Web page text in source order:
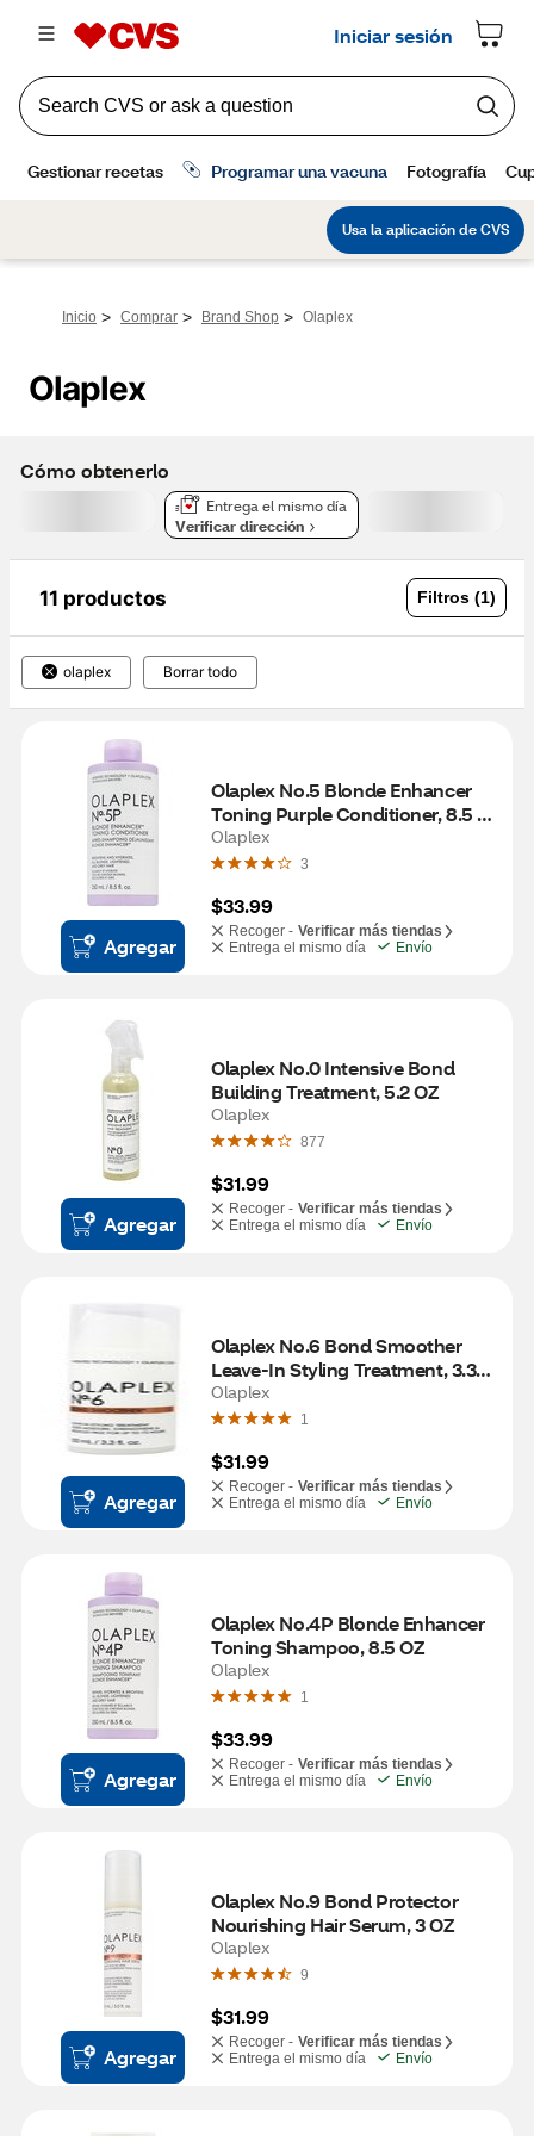
Inicio > Comprar > Brand Shop > Olaplex
Olaplex
Cómo obtenerlo
Entrega el mismo día
Verificar dirección
11 productos Filtros (1)
olaplex Borrar todo
Agregar
Olaplex No.5 Blonde Enhancer
Toning Purple Conditioner, 8.5
OZ
Olaplex
3
$33.99
Recoger - Verificar más tiendas
Entrega el mismo día
Envío
Agregar
Olaplex No.0 Intensive Bond
Building Treatment, 5.2 OZ
Olaplex
877
$31.99
Recoger - Verificar más tiendas
Entrega el mismo día
Envío
Agregar
Olaplex No.6 Bond Smoother
Leave-In Styling Treatment, 3.3
OZ
Olaplex
1
$31.99
Recoger - Verificar más tiendas
Entrega el mismo día
Envío
Agregar
Olaplex No.4P Blonde Enhancer
Toning Shampoo, 8.5 OZ
Olaplex
1
$33.99
Recoger - Verificar más tiendas
Entrega el mismo día
Envío
Agregar
Olaplex No.9 Bond Protector
Nourishing Hair Serum, 3 OZ
Olaplex
9
$31.99
Recoger - Verificar más tiendas
Entrega el mismo día
Envío